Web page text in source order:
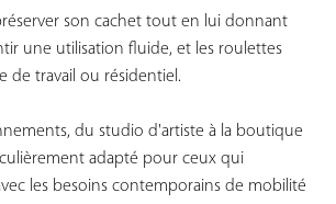
son cachet tout en lui donnant
une utilisation fluide, et les roulettes
de travail ou résidentiel.
du studio d'artiste à la boutique
adapté pour ceux qui
les besoins contemporains de mobilité